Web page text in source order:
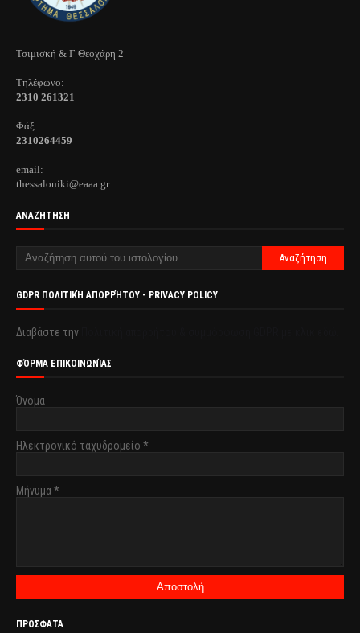
Τσιμισκή & Γ Θεοχάρη 2
Τηλέφωνo:
2310 261321
Φάξ:
2310264459
email:
thessaloniki@eaaa.gr
ΑΝΑΖΉΤΗΣΗ
GDPR ΠΟΛΙΤΙΚΉ ΑΠΟΡΡΉΤΟΥ - PRIVACY POLICY
Διαβάστε την
ΦΌΡΜΑ ΕΠΙΚΟΙΝΩΝΊΑΣ
Όνομα
Ηλεκτρονικό ταχυδρομείο *
Μήνυμα *
ΠΡΟΣΦΑΤΑ